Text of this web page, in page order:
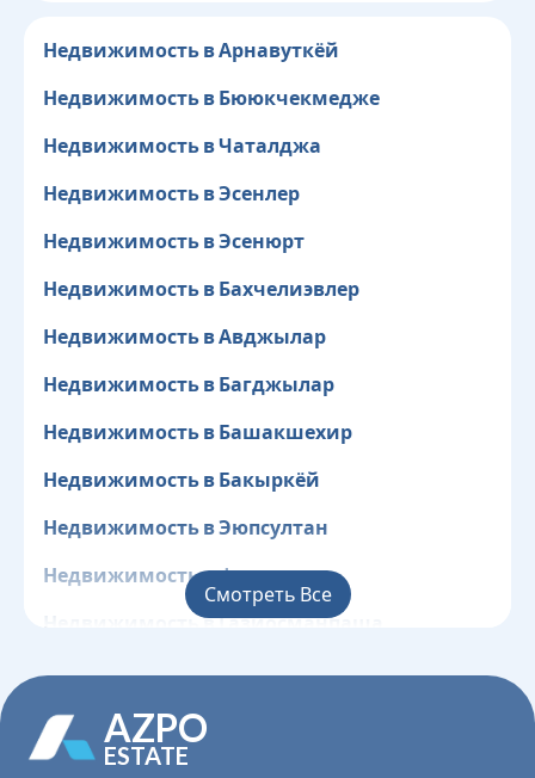
Недвижимость в Арнавуткёй
Недвижимость в Бююкчекмедже
Недвижимость в Чаталджа
Недвижимость в Эсенлер
Недвижимость в Эсенюрт
Недвижимость в Бахчелиэвлер
Недвижимость в Авджылар
Недвижимость в Багджылар
Недвижимость в Башакшехир
Недвижимость в Бакыркёй
Недвижимость в Эюпсултан
Недвижимость в Фатих
Недвижимость в Газиосманпаша
Недвижимость в Гюнгёрен
Недвижимость в Кагытхане
Недвижимость в Кючюкчекмедже
Смотреть Все
AZPO
ESTATE